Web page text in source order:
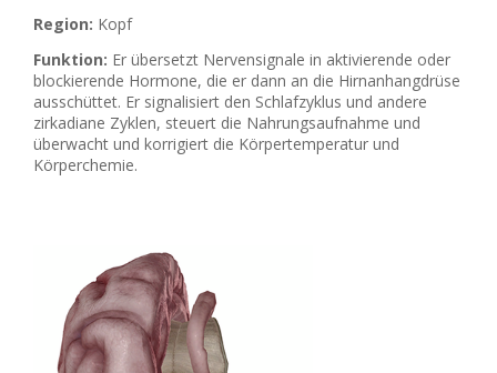
Region: Kopf
Funktion: Er übersetzt Nervensignale in aktivierende oder
blockierende Hormone, die er dann an die Hirnanhangdrüse
ausschüttet. Er signalisiert den Schlafzyklus und andere
zirkadiane Zyklen, steuert die Nahrungsaufnahme und
überwacht und korrigiert die Körpertemperatur und
Körperchemie.